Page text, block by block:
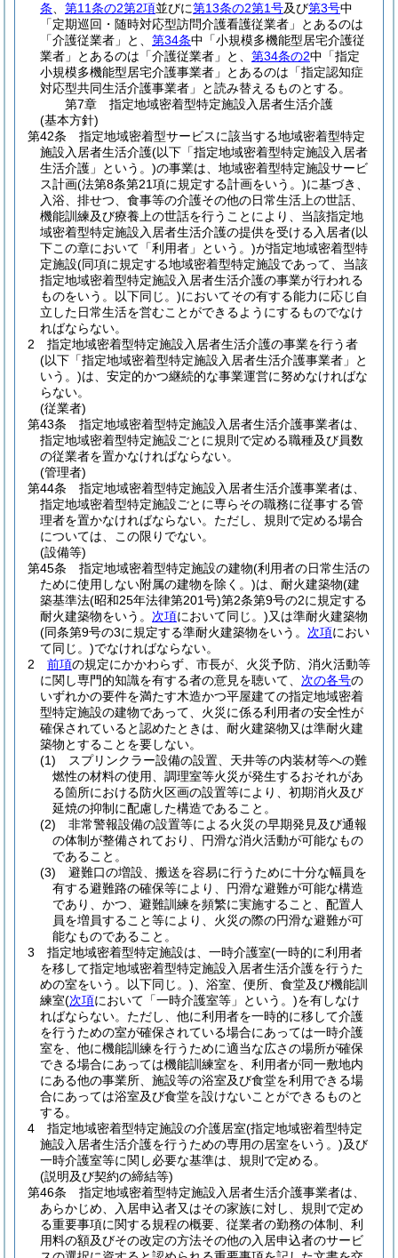
条
第11条の2第2項並びに第13条の2第1号及び第3号中
「定期巡回・随時対応型訪問介護看護従業者」とあるのは
「介護従業者」と、 第34条中「小規模多機能型居宅介護従
業者」とあるのは「介護従業者」と、 第34条の2中「指定
小規模多機能型居宅介護事業者」とあるのは「指定認知症
対応型共同生活介護事業者」と読み替えるものとする。
第7章
指定地域密着型特定施設入居者生活介護
(基本方針)
第42条
指定地域密着型サービスに該当する地域密着型特定
施設入居者生活介護(以下「指定地域密着型特定施設入居者
生活介護」という。)の事業は、地域密着型特定施設サービ
ス計画(法第8条第21項に規定する計画をいう。)に基づき、
入浴、排せつ、食事等の介護その他の日常生活上の世話、
機能訓練及び療養上の世話を行うことにより、当該指定地
域密着型特定施設入居者生活介護の提供を受ける入居者(以
下この章において「利用者」という。)が指定地域密着型特
定施設(同項に規定する地域密着型特定施設であって、当該
指定地域密着型特定施設入居者生活介護の事業が行われる
ものをいう。以下同じ。)においてその有する能力に応じ自
立した日常生活を営むことができるようにするものでなけ
ればならない。
2
指定地域密着型特定施設入居者生活介護の事業を行う者
(以下「指定地域密着型特定施設入居者生活介護事業者」と
いう。)は、安定的かつ継続的な事業運営に努めなければな
らない。
(従業者)
第43条
指定地域密着型特定施設入居者生活介護事業者は、
指定地域密着型特定施設ごとに規則で定める職種及び員数
の従業者を置かなければならない。
(管理者)
第44条
指定地域密着型特定施設入居者生活介護事業者は、
指定地域密着型特定施設ごとに専らその職務に従事する管
理者を置かなければならない。 ただし、規則で定める場合
については、この限りでない。
(設備等)
第45条
指定地域密着型特定施設の建物(利用者の日常生活の
ために使用しない附属の建物を除く。)は、耐火建築物(建
築基準法(昭和25年法律第201号)第2条第9号の2に規定する
耐火建築物をいう。 次項において同じ。)又は準耐火建築物
(同条第9号の3に規定する準耐火建築物をいう。 次項におい
て同じ。)でなければならない。
2
前項の規定にかかわらず、市長が、火災予防、消火活動等
に関し専門的知識を有する者の意見を聴いて、 次の各号の
いずれかの要件を満たす木造かつ平屋建ての指定地域密着
型特定施設の建物であって、火災に係る利用者の安全性が
確保されていると認めたときは、耐火建築物又は準耐火建
築物とすることを要しない。
(1)
スプリンクラー設備の設置、天井等の内装材等への難
燃性の材料の使用、調理室等火災が発生するおそれがあ
る箇所における防火区画の設置等により、初期消火及び
延焼の抑制に配慮した構造であること。
(2)
非常警報設備の設置等による火災の早期発見及び通報
の体制が整備されており、円滑な消火活動が可能なもの
であること。
(3)
避難口の増設、搬送を容易に行うために十分な幅員を
有する避難路の確保等により、円滑な避難が可能な構造
であり、かつ、避難訓練を頻繁に実施すること、配置人
員を増員すること等により、火災の際の円滑な避難が可
能なものであること。
3
指定地域密着型特定施設は、一時介護室(一時的に利用者
を移して指定地域密着型特定施設入居者生活介護を行うた
めの室をいう。以下同じ。) 、浴室、便所、食堂及び機能訓
練室(次項において「一時介護室等」という。)を有しなけ
ればならない。 ただし、他に利用者を一時的に移して介護
を行うための室が確保されている場合にあっては一時介護
室を、他に機能訓練を行うために適当な広さの場所が確保
できる場合にあっては機能訓練室を、利用者が同一敷地内
にある他の事業所、施設等の浴室及び食堂を利用できる場
合にあっては浴室及び食堂を設けないことができるものと
する。
4
指定地域密着型特定施設の介護居室(指定地域密着型特定
施設入居者生活介護を行うための専用の居室をいう。)及び
一時介護室等に関し必要な基準は、規則で定める。
(説明及び契約の締結等)
第46条
指定地域密着型特定施設入居者生活介護事業者は、
あらかじめ、入居申込者又はその家族に対し、規則で定め
る重要事項に関する規程の概要、従業者の勤務の体制、利
用料の額及びその改定の方法その他の入居申込者のサービ